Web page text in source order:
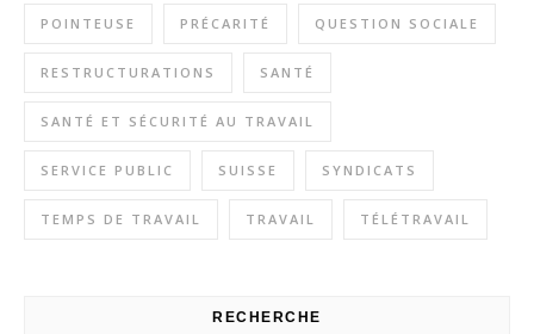
POINTEUSE PRÉCARITÉ QUESTION SOCIALE
RESTRUCTURATIONS SANTÉ
SANTÉ ET SÉCURITÉ AU TRAVAIL
SERVICE PUBLIC SUISSE SYNDICATS
TEMPS DE TRAVAIL TRAVAIL TÉLÉTRAVAIL
RECHERCHE